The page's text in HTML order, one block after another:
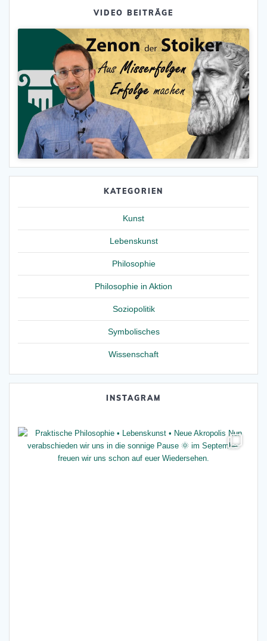
VIDEO BEITRÄGE
KATEGORIEN
Kunst
Lebenskunst
Philosophie
Philosophie in Aktion
Soziopolitik
Symbolisches
Wissenschaft
INSTAGRAM